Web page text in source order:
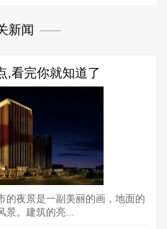
新闻
,看完你就知道了
的夜景是一副美丽的画，地面的
景。建筑的亮...